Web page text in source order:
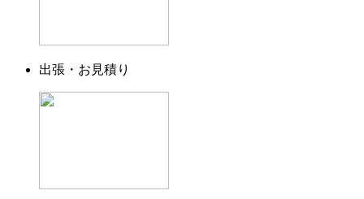
出張・お見積り